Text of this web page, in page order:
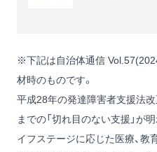
※下記は自治体通信
材時のものです。
平成28年の発達障害者支援法
までの「切れ目のない支援」が
イフステージに応じた医療、教